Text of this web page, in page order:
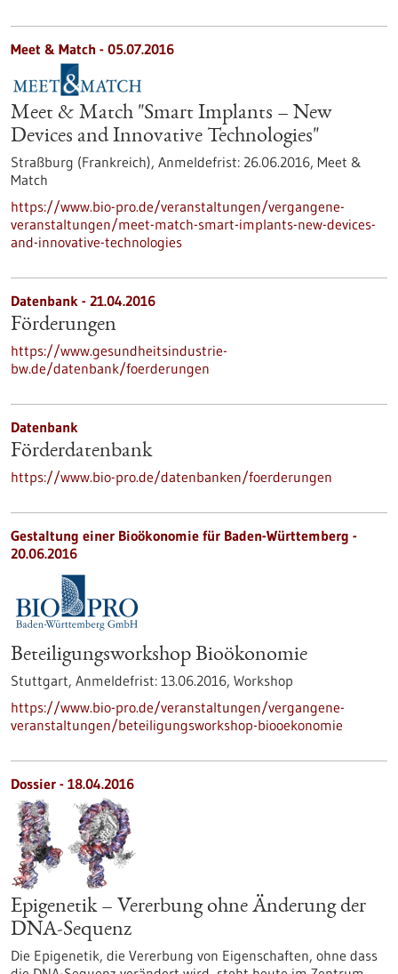
Meet & Match - 05.07.2016
Meet & Match "Smart Implants – New
Devices and Innovative Technologies"
Straßburg (Frankreich), Anmeldefrist: 26.06.2016, Meet &
Match
https://www.bio-pro.de/veranstaltungen/vergangene-
veranstaltungen/meet-match-smart-implants-new-devices-
and-innovative-technologies
Datenbank - 21.04.2016
Förderungen
https://www.gesundheitsindustrie-
bw.de/datenbank/foerderungen
Datenbank
Förderdatenbank
https://www.bio-pro.de/datenbanken/foerderungen
Gestaltung einer Bioökonomie für Baden-Württemberg -
20.06.2016
Beteiligungsworkshop Bioökonomie
Stuttgart, Anmeldefrist: 13.06.2016, Workshop
https://www.bio-pro.de/veranstaltungen/vergangene-
veranstaltungen/beteiligungsworkshop-biooekonomie
Dossier - 18.04.2016
Epigenetik – Vererbung ohne Änderung der
DNA-Sequenz
Die Epigenetik, die Vererbung von Eigenschaften, ohne dass